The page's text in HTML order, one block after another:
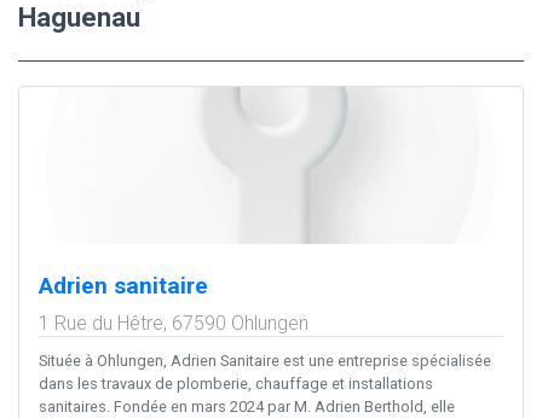
Haguenau
Adrien sanitaire
1 Rue du Hêtre, 67590 Ohlungen
Située à Ohlungen, Adrien Sanitaire est une entreprise spécialisée
dans les travaux de plomberie, chauffage et installations
sanitaires. Fondée en mars 2024 par M. Adrien Berthold, elle